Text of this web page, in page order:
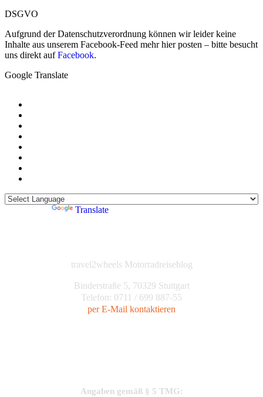
DSGVO
Aufgrund der Datenschutzverordnung können wir leider keine
Inhalte aus unserem Facebook-Feed mehr hier posten – bitte besucht
uns direkt aufFacebook.
Google Translate
Translate
travel2wheels Motorradreiseblog
Binderstraße 5, 70329 Stuttgart
Telefon: 0711 / 699 887-55
per E-Mail kontaktieren
Angaben gemäß § 5 TMG: